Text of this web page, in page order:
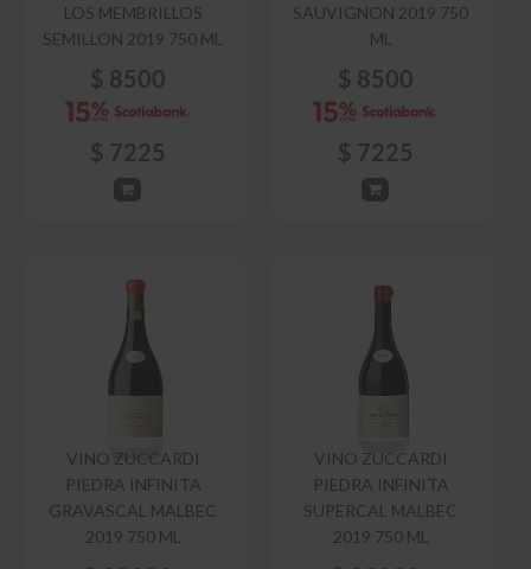
LOS MEMBRILLOS
SEMILLON 2019 750 ML
$ 8500
$ 7225
SAUVIGNON 2019 750
ML
$ 8500
$ 7225
VINO ZUCCARDI
PIEDRA INFINITA
GRAVASCAL MALBEC
2019 750 ML
VINO ZUCCARDI
PIEDRA INFINITA
SUPERCAL MALBEC
2019 750 ML